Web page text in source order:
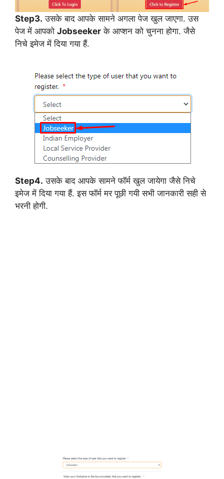
Step3. उसके बाद आपके सामने अगला पेज खुल जाएगा. उस
पेज में आपको Jobseeker के आप्शन को चुनना होगा. जैसे
निचे इमेज में दिया गया हैं.
Step4. उसके बाद आपके सामने फॉर्म खुल जायेगा जैसे निचे
इमेज में दिया गया हैं. इस फॉर्म मर पूछी गयी सभी जानकारी सही से
भरनी होगी.